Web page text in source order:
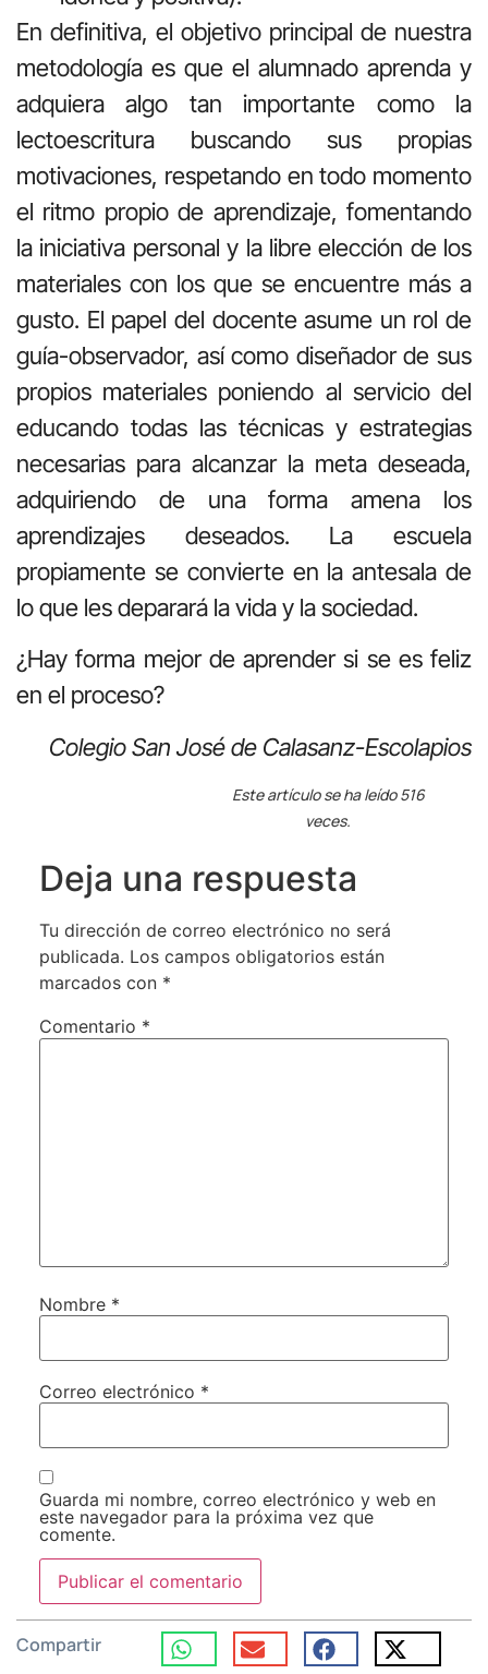
En definitiva, el objetivo principal de nuestra
metodología es que el alumnado aprenda y
adquiera algo tan importante como la
lectoescritura buscando sus propias
motivaciones, respetando en todo momento
el ritmo propio de aprendizaje, fomentando
la iniciativa personal y la libre elección de los
materiales con los que se encuentre más a
gusto. El papel del docente asume un rol de
guía-observador, así como diseñador de sus
propios materiales poniendo al servicio del
educando todas las técnicas y estrategias
necesarias para alcanzar la meta deseada,
adquiriendo de una forma amena los
aprendizajes deseados. La escuela
propiamente se convierte en la antesala de
lo que les deparará la vida y la sociedad.
¿Hay forma mejor de aprender si se es feliz
en el proceso?
Colegio San José de Calasanz-Escolapios
Este artículo se ha leído 516
veces.
Deja una respuesta
Tu dirección de correo electrónico no será
publicada. Los campos obligatorios están
marcados con *
Comentario *
Nombre *
Correo electrónico *
Guarda mi nombre, correo electrónico y web en
este navegador para la próxima vez que
comente.
Compartir